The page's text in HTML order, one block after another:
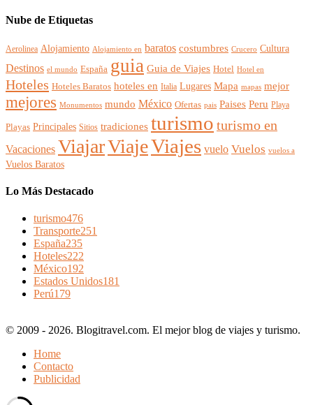
Nube de Etiquetas
Aerolinea Alojamiento Alojamiento en baratos costumbres Crucero Cultura
Destinos el mundo España guia Guia de Viajes Hotel Hotel en
Hoteles Hoteles Baratos hoteles en Italia Lugares Mapa mapas mejor
mejores Monumentos mundo México Ofertas pais Paises Peru Playa
Playas Principales Sitios tradiciones turismo turismo en
Vacaciones ViajarViajeViajes vuelo Vuelos vuelos a
Vuelos Baratos
Lo Más Destacado
turismo476
Transporte251
España235
Hoteles222
México192
Estados Unidos181
Perú179
© 2009 - 2026. Blogitravel.com. El mejor blog de viajes y turismo.
Home
Contacto
Publicidad